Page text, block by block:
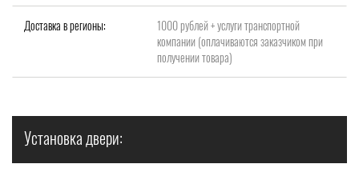
Доставка в регионы:
1000 рублей + услуги транспортной
компании (оплачиваются заказчиком при
получении товара)
Установка двери: